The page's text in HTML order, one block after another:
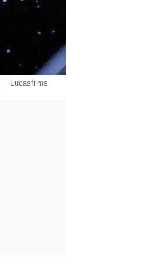
Lucasfilms